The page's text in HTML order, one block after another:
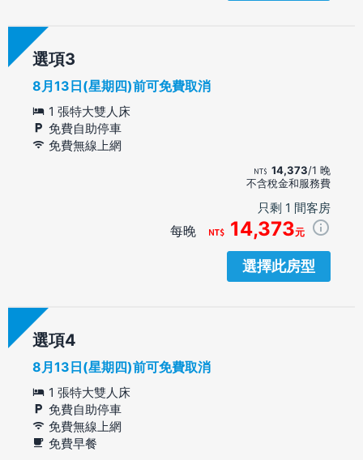
選項
8月13日(星期四)前可免費取消
1 張特大雙人床
免費自助停車
免費無線上網
14,373/1 晚
不含稅金和服務費
只剩 1 間客房
每晚 14,373元
選擇此房型
選項
8月13日(星期四)前可免費取消
1 張特大雙人床
免費自助停車
免費無線上網
免費早餐